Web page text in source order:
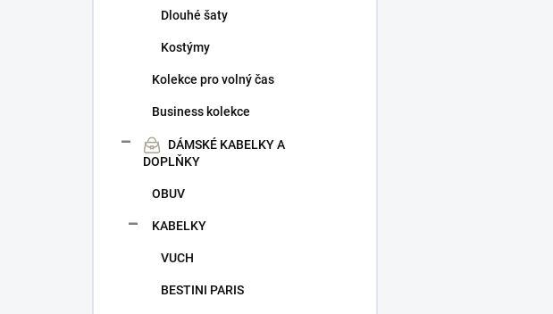
Dlouhé šaty
Kostýmy
Kolekce pro volný čas
Business kolekce
DÁMSKÉ KABELKY A
DOPLŇKY
OBUV
KABELKY
VUCH
BESTINI PARIS